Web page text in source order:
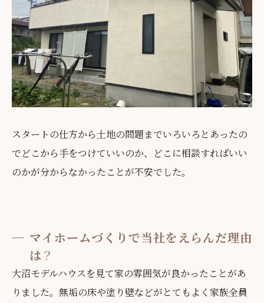
スタートの仕方から土地の問題までいろいろとあったの
でどこから手をつけていいのか、どこに相談すればいい
のかが分からなかったことが不安でした。
マイホームづくりで当社をえらんだ理由
は ？
大沼モデルハウスを見て家の雰囲気が良かったことがあ
りました。無垢の床や塗り壁などがとてもよく家族全員